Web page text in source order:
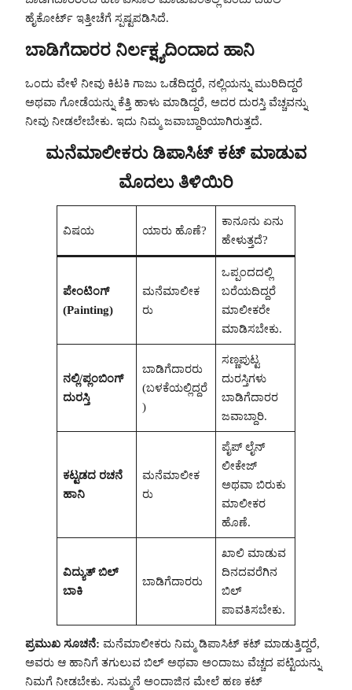
ಹೈಕೋರ್ಟ್ ಇತ್ತೀಚೆಗೆ ಸ್ಪಷ್ಟಪಡಿಸಿದೆ.
ಬಾಡಿಗೆದಾರರ ನಿರ್ಲಕ್ಷ್ಯದಿಂದಾದ ಹಾನಿ
ಒಂದು ವೇಳೆ ನೀವು ಕಿಟಕಿ ಗಾಜು ಒಡೆದಿದ್ದರೆ, ನಲ್ಲಿಯನ್ನು ಮುರಿದಿದ್ದರೆ
ಅಥವಾ ಗೋಡೆಯನ್ನು ಕೆತ್ತಿ ಹಾಳು ಮಾಡಿದ್ದರೆ, ಅದರ ದುರಸ್ತಿ ವೆಚ್ಚವನ್ನು
ನೀವು ನೀಡಲೇಬೇಕು. ಇದು ನಿಮ್ಮ ಜವಾಬ್ದಾರಿಯಾಗಿರುತ್ತದೆ.
ಮನೆಮಾಲೀಕರು ಡಿಪಾಸಿಟ್ ಕಟ್ ಮಾಡುವ
ಮೊದಲು ತಿಳಿಯಿರಿ
ವಿಷಯ ಯಾರು ಹೊಣೆ?
ಕಾನೂನು ಏನು
ಹೇಳುತ್ತದೆ?
ಪೇಂಟಿಂಗ್
(Painting)
ಮನೆಮಾಲೀಕ
ರು
ಒಪ್ಪಂದದಲ್ಲಿ
ಬರೆಯದಿದ್ದರೆ
ಮಾಲೀಕರೇ
ಮಾಡಿಸಬೇಕು.
ನಲ್ಲಿ/ಪ್ಲಂಬಿಂಗ್
ದುರಸ್ತಿ
ಬಾಡಿಗೆದಾರರು
(ಬಳಕೆಯಲ್ಲಿದ್ದರೆ
)
ಸಣ್ಣಪುಟ್ಟ
ದುರಸ್ತಿಗಳು
ಬಾಡಿಗೆದಾರರ
ಜವಾಬ್ದಾರಿ.
ಕಟ್ಟಡದ ರಚನೆ
ಹಾನಿ
ಮನೆಮಾಲೀಕ
ರು
ಪೈಪ್ ಲೈನ್
ಲೀಕೇಜ್
ಅಥವಾ ಬಿರುಕು
ಮಾಲೀಕರ
ಹೊಣೆ.
ವಿದ್ಯುತ್ ಬಿಲ್
ಬಾಕಿ
ಬಾಡಿಗೆದಾರರು
ಖಾಲಿ ಮಾಡುವ
ದಿನದವರೆಗಿನ
ಬಿಲ್
ಪಾವತಿಸಬೇಕು.
ಪ್ರಮುಖ ಸೂಚನೆ: ಮನೆಮಾಲೀಕರು ನಿಮ್ಮ ಡಿಪಾಸಿಟ್ ಕಟ್ ಮಾಡುತ್ತಿದ್ದರೆ,
ಅವರು ಆ ಹಾನಿಗೆ ತಗುಲುವ ಬಿಲ್ ಅಥವಾ ಅಂದಾಜು ವೆಚ್ಚದ ಪಟ್ಟಿಯನ್ನು
ನಿಮಗೆ ನೀಡಬೇಕು. ಸುಮ್ಮನೆ ಅಂದಾಜಿನ ಮೇಲೆ ಹಣ ಕಟ್